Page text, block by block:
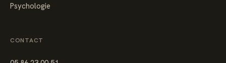
Psychologie
CONTACT